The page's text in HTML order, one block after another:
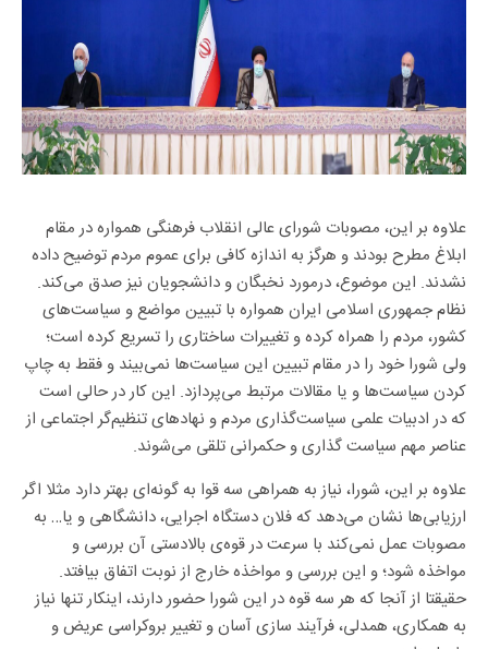
ابلاغ مطرح بودند و هرگز به اندازه کافی برای عموم مردم توضیح داده
نشدند. این موضوع، درمورد نخبگان و دانشجویان نیز صدق می‌کند.
نظام جمهوری اسلامی ایران همواره با تبیین مواضع و سیاست‌های
کشور، مردم را همراه کرده و تغییرات ساختاری را تسریع کرده است؛
ولی شورا خود را در مقام تبیین این سیاست‌ها نمی‌بیند و فقط به چاپ
کردن سیاست‌ها و یا مقالات مرتبط می‌پردازد. این کار در حالی است
که در ادبیات علمی سیاست‌گذاری مردم و نهاد‌های تنظیم‌گر اجتماعی از
عناصر مهم سیاست گذاری و حکمرانی تلقی می‌شوند.
علاوه بر این، شورا، نیاز به همراهی سه قوا به گونه‌ای بهتر دارد مثلا اگر
ارزیابی‌ها نشان می‌دهد که فلان دستگاه اجرایی، دانشگاهی و یا… به
مصوبات عمل نمی‌کند با سرعت در قوه‌ی بالادستی آن بررسی و
مواخذه شود؛ و این بررسی و مواخذه خارج از نوبت اتفاق بیافتد.
حقیقتا از آنجا که هر سه قوه در این شورا حضور دارند، اینکار تنها نیاز
به همکاری، همدلی، فرآیند سازی آسان و تغییر بروکراسی عریض و
طویل دارد.